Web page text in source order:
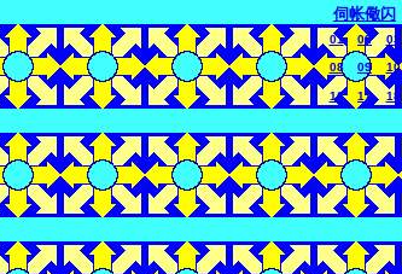
伺帐儆闪
01 02 03
08 09 10
16 17 18